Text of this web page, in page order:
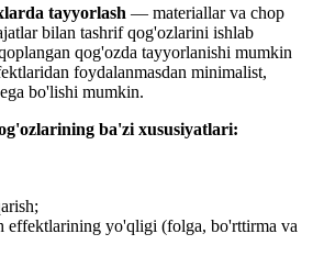
tayyorlash — materiallar va chop
bilan tashrif qog'ozlarini ishlab
qog'ozda tayyorlanishi mumkin
foydalanmasdan minimalist,
bo'lishi mumkin.
ba'zi xususiyatlari:
effektlarining yo'qligi (folga, bo'rttirma va